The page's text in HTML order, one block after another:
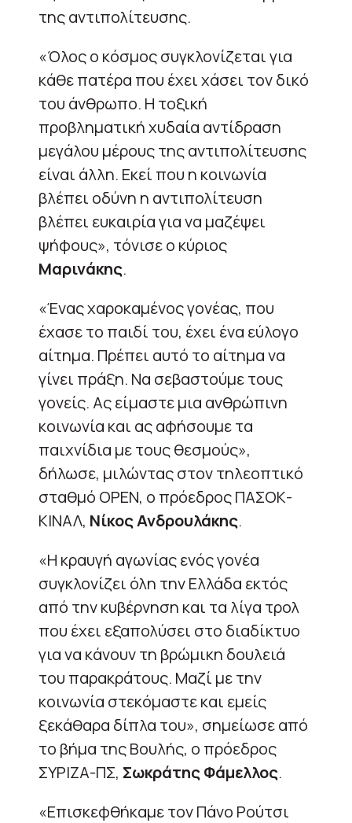
της αντιπολίτευσης.
«Όλος ο κόσμος συγκλονίζεται για
κάθε πατέρα που έχει χάσει τον δικό
του άνθρωπο. Η τοξική
προβληματική χυδαία αντίδραση
μεγάλου μέρους της αντιπολίτευσης
είναι άλλη. Εκεί που η κοινωνία
βλέπει οδύνη η αντιπολίτευση
βλέπει ευκαιρία για να μαζέψει
ψήφους», τόνισε ο κύριος
Μαρινάκης.
«Ένας χαροκαμένος γονέας, που
έχασε το παιδί του, έχει ένα εύλογο
αίτημα. Πρέπει αυτό το αίτημα να
γίνει πράξη. Να σεβαστούμε τους
γονείς. Ας είμαστε μια ανθρώπινη
κοινωνία και ας αφήσουμε τα
παιχνίδια με τους θεσμούς»,
δήλωσε, μιλώντας στον τηλεοπτικό
σταθμό OPEN, ο πρόεδρος ΠΑΣΟΚ-
ΚΙΝΑΛ, Νίκος Ανδρουλάκης.
«Η κραυγή αγωνίας ενός γονέα
συγκλονίζει όλη την Ελλάδα εκτός
από την κυβέρνηση και τα λίγα τρολ
που έχει εξαπολύσει στο διαδίκτυο
για να κάνουν τη βρώμικη δουλειά
του παρακράτους. Μαζί με την
κοινωνία στεκόμαστε και εμείς
ξεκάθαρα δίπλα του», σημείωσε από
το βήμα της Βουλής, ο πρόεδρος
ΣΥΡΙΖΑ-ΠΣ, Σωκράτης Φάμελλος.
«Επισκεφθήκαμε τον Πάνο Ρούτσι